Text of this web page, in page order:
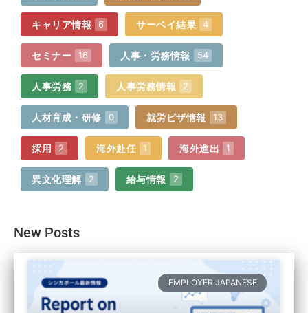
キャリア情報 6 サーベイ結果 4
セミナー 16 人事・労務情報 54
人事労務 2 人事労務情報 2
人材育成・研修 0 就労ビザ情報 13
採用 2 海外赴任 1 海外進出 1
異文化理解 2 給与情報 2
New Posts
EMPLOYER JAPANESE